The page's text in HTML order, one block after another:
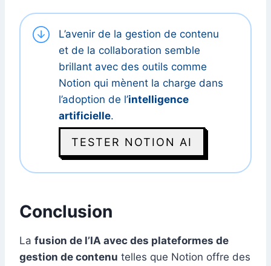
L’avenir de la gestion de contenu
et de la collaboration semble
brillant avec des outils comme
Notion qui mènent la charge dans
l’adoption de l’intelligence
artificielle.
TESTER NOTION AI
Conclusion
La fusion de l’IA avec des plateformes de
gestion de contenu telles que Notion offre des